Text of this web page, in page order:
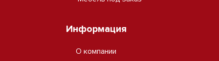
Информация
О компании